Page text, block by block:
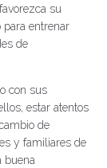
su
para entrenar
de
con sus
estar atentos
de
y familiares de
buena